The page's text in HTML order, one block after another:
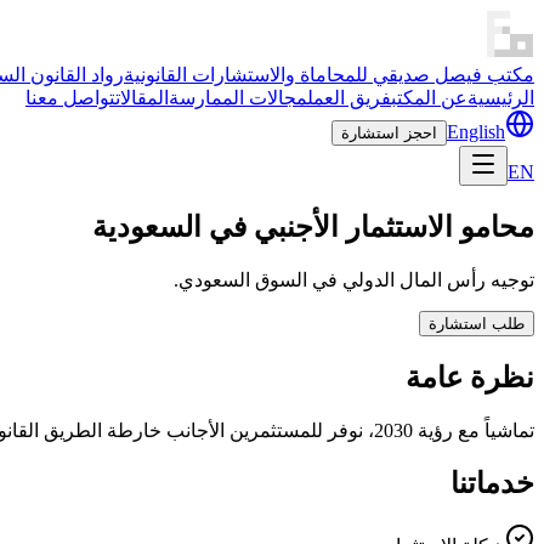
مكتب فيصل صديقي للمحاماة والاستشارات القانونيةرواد القانون
الرئيسيةعن المكتبفريق العملمجالات الممارسة المقالاتتواصل معنا
English
احجز استشارة
EN
محامو الاستثمار الأجنبي في السعودية
توجيه رأس المال الدولي في السوق السعودي.
طلب استشارة
نظرة عامة
تماشياً مع رؤية 2030، نوفر للمستثمرين الأجانب خارطة الطريق القانونية لنشر رأس المال بنجاح، وتأمين الحوافز الحكومية، والتنقل في المتطلبات التنظيمية.
خدماتنا